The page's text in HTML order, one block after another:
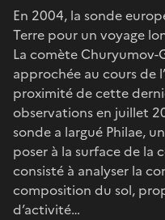
En 2004, la sonde
Terre pour un voyage
La comète Churyumov-
approchée au cours de
proximité de cette
observations en juillet
sonde a largué Philae,
poser à la surface de la
consisté à analyser la
composition du sol,
d’activité…